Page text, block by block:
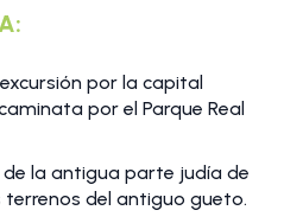
por la capital
por el Parque Real
de la antigua parte judía de
terrenos del antiguo gueto.